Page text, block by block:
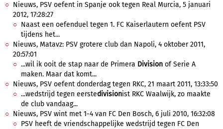
Nieuws, PSV oefent in Spanje ook tegen Real Murcia, 5 januari
2012, 17:28:27
Naast een oefenduel tegen 1. FC Kaiserlautern oefent PSV
tijdens het...
Nieuws, Matavz: PSV grotere club dan Napoli, 4 oktober 2011,
20:57:01
...wil ik ooit de stap naar de Primera Division of Serie A
maken. Maar dat komt...
Nieuws, PSV oefent donderdag tegen RKC, 21 maart 2011, 13:33:50
...wedstrijd tegen eerstedivisionist RKC Waalwijk, zo maakte
de club vandaag...
Nieuws, PSV wint met 1-4 van FC Den Bosch, 6 juli 2010, 16:32:08
PSV heeft de vriendschappelijke wedstrijd tegen FC Den